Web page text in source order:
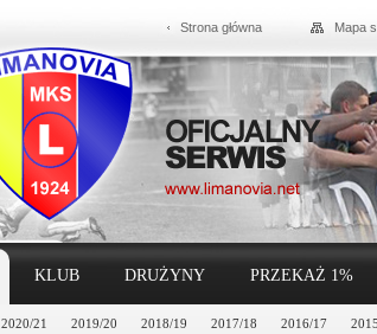
Strona główna Mapa
2020/21 2019/20 2018/19 2017/18 2016/17
KLUB DRUŻYNY PRZEKAŻ 1%